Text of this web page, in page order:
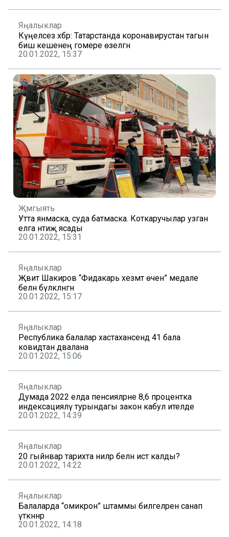
Яңалыклар
Күңелсез хәбәр: Татарстанда коронавирустан тагын
биш кешенең гомере өзелгән
20.01.2022, 15:37
Җәмгыять
Утта янмаска, суда батмаска. Коткаручылар узган
елга нәтиҗә ясады
20.01.2022, 15:31
Яңалыклар
Җәвит Шакиров “Фидакарь хезмәт өчен” медале
белән бүләкләнгән
20.01.2022, 15:17
Яңалыклар
Республика балалар хастаханәсендә 41 бала
ковидтан дәвалана
20.01.2022, 15:06
Яңалыклар
Думада 2022 елда пенсияләрне 8,6 процентка
индексацияләү турындагы закон кабул ителде
20.01.2022, 14:39
Яңалыклар
20 гыйнвар тарихта ниләр белән истә калды?
20.01.2022, 14:22
Яңалыклар
Балаларда “омикрон” штаммы билгеләрен санап
үткәннәр
20.01.2022, 14:18